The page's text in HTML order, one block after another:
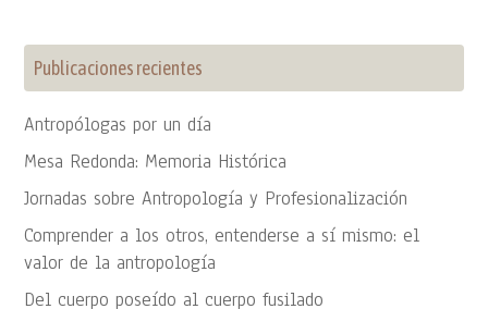
Publicaciones recientes
Antropólogas por un día
Mesa Redonda: Memoria Histórica
Jornadas sobre Antropología y Profesionalización
Comprender a los otros, entenderse a sí mismo: el
valor de la antropología
Del cuerpo poseído al cuerpo fusilado